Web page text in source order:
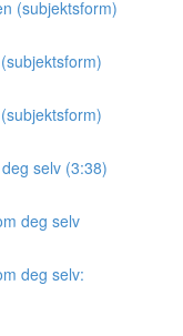
(subjektsform)
selv (3:38)
deg selv
deg selv: